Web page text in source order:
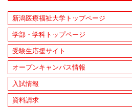
新潟医療福祉大学トップページ
学部・学科トップページ
受験生応援サイト
オープンキャンパス情報
入試情報
資料請求